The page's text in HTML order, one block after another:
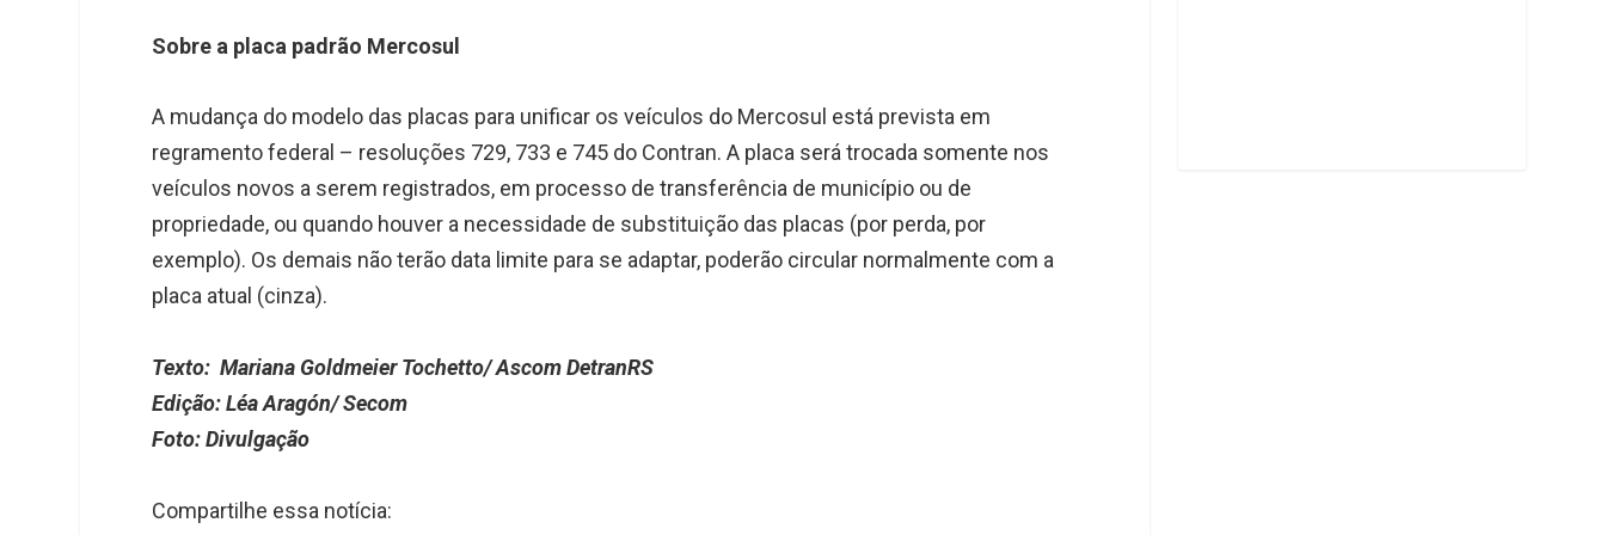
Sobre a placa padrão Mercosul
A mudança do modelo das placas para unificar os veículos do Mercosul está prevista em
regramento federal – resoluções 729, 733 e 745 do Contran. A placa será trocada somente nos
veículos novos a serem registrados, em processo de transferência de município ou de
propriedade, ou quando houver a necessidade de substituição das placas (por perda, por
exemplo). Os demais não terão data limite para se adaptar, poderão circular normalmente com a
placa atual (cinza).
Texto: Mariana Goldmeier Tochetto/ Ascom DetranRS
Edição: Léa Aragón/ Secom
Foto: Divulgação
Compartilhe essa notícia: